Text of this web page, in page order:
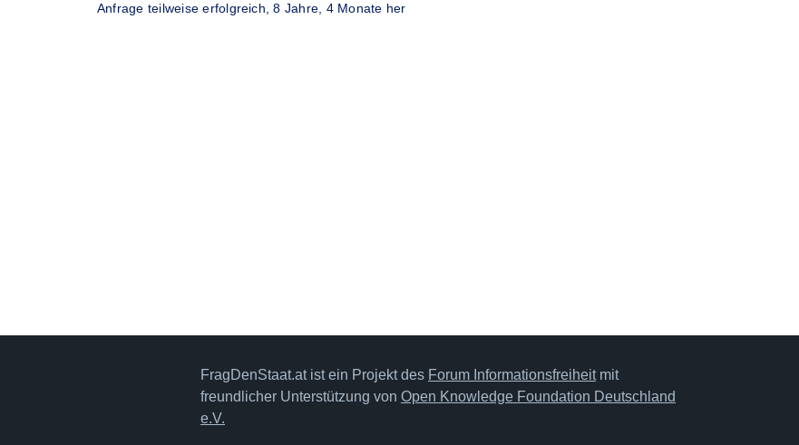
Anfrage teilweise erfolgreich,8 Jahre, 4 Monate her
FragDenStaat.at ist ein Projekt des Forum Informationsfreiheitmit
freundlicher Unterstützung von Open Knowledge Foundation Deutschland
e.V.